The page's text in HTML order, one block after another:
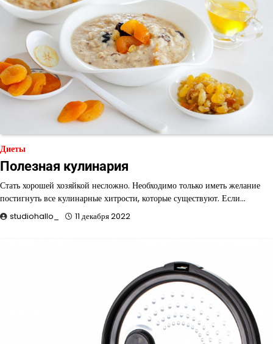
Диеты
Полезная кулинария
Стать хорошей хозяйкой несложно. Необходимо только иметь желание
постигнуть все кулинарные хитрости, которые существуют. Если…
studiohallo_ 11 декабря 2022